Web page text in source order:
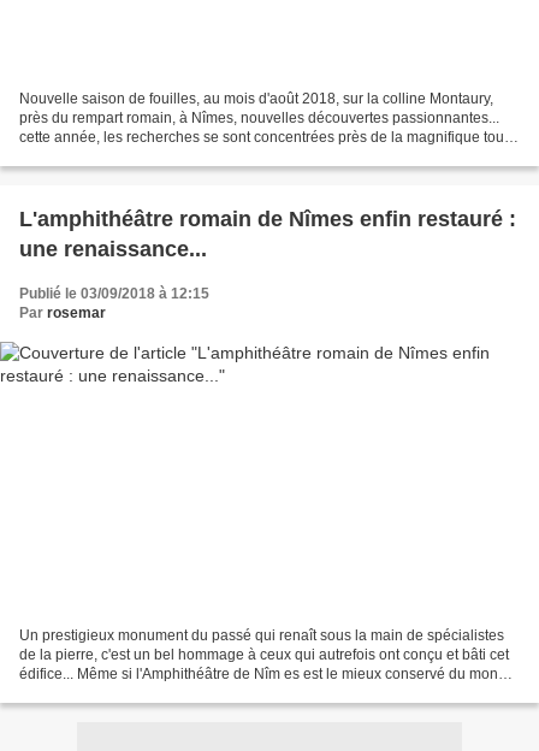
Nouvelle saison de fouilles, au mois d'août 2018, sur la colline Montaury,
près du rempart romain, à Nîmes, nouvelles découvertes passionnantes...
cette année, les recherches se sont concentrées près de la magnifique tour
L'amphithéâtre romain de Nîmes enfin restauré :
une renaissance...
Publié le 03/09/2018 à 12:15
Par rosemar
Un prestigieux monument du passé qui renaît sous la main de spécialistes
de la pierre, c'est un bel hommage à ceux qui autrefois ont conçu et bâti cet
édifice... Même si l'Amphithéâtre de Nîm es est le mieux conservé du monde